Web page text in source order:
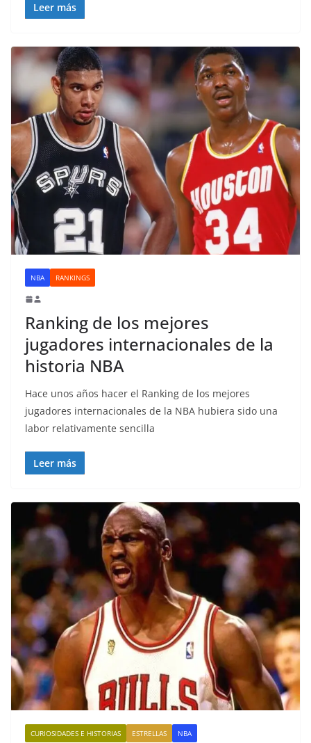
Leer más
NBA RANKINGS
Ranking de los mejores
jugadores internacionales de la
historia NBA
Hace unos años hacer el Ranking de los mejores
jugadores internacionales de la NBA hubiera sido una
labor relativamente sencilla
Leer más
CURIOSIDADES E HISTORIAS ESTRELLAS NBA